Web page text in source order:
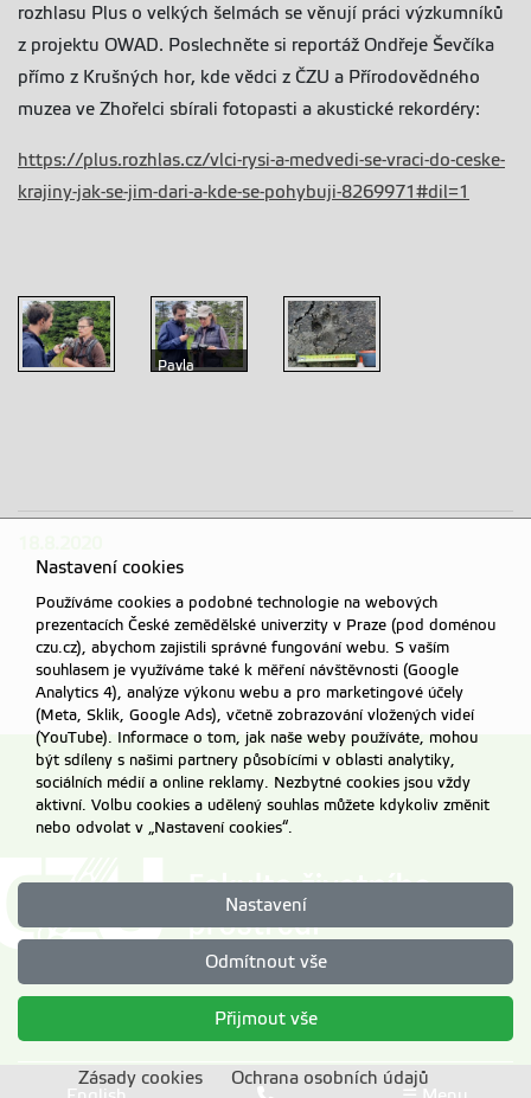
rozhlasu Plus o velkých šelmách se věnují práci výzkumníků
z projektu OWAD. Poslechněte si reportáž Ondřeje Ševčíka
přímo z Krušných hor, kde vědci z ČZU a Přírodovědného
muzea ve Zhořelci sbírali fotopasti a akustické rekordéry:
https://plus.rozhlas.cz/vlci-rysi-a-medvedi-se-vraci-do-ceske-
krajiny-jak-se-jim-dari-a-kde-se-pohybuji-8269971#dil=1
Pavla
Nastavení cookies
Nastavení cookies
Používáme cookies a podobné technologie na webových
prezentacích České zemědělské univerzity v Praze (pod doménou
czu.cz), abychom zajistili správné fungování webu. S vaším
souhlasem je využíváme také k měření návštěvnosti (Google
Analytics 4), analýze výkonu webu a pro marketingové účely
(Meta, Sklik, Google Ads), včetně zobrazování vložených videí
(YouTube). Informace o tom, jak naše weby používáte, mohou
být sdíleny s našimi partnery působícími v oblasti analytiky,
sociálních médií a online reklamy. Nezbytné cookies jsou vždy
aktivní. Volbu cookies a udělený souhlas můžete kdykoliv změnit
nebo odvolat v „Nastavení cookies“.
Nastavení
Odmítnout vše
Přijmout vše
Zásady cookies Ochrana osobních údajů